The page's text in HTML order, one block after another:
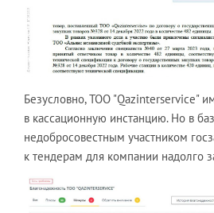
Безусловно, ТОО "Qazinterservice"
в кассационную инстанцию. Но в
недобросовестным участником
к тендерам для компании надолго